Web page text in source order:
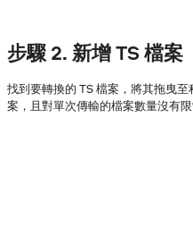
步驟 2. 新增 TS 檔案
找到要轉換的 TS 檔案，將其拖曳
案，且對單次傳輸的檔案數量沒有限